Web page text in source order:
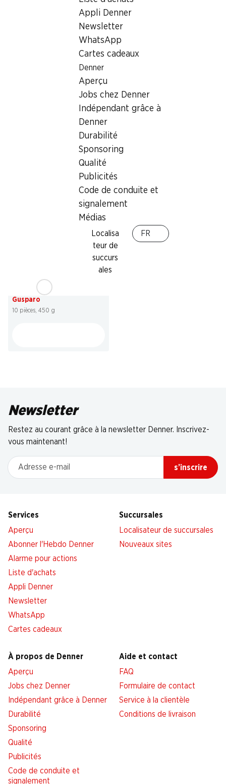
Appli Denner
Newsletter
WhatsApp
Cartes cadeaux
Denner
Aperçu
Jobs chez Denner
Indépendant grâce à
Denner
Durabilité
Sponsoring
Qualité
Publicités
Code de conduite et
signalement
Médias
Localisa
teur de
succurs
ales
FR
Les clients ont également
330 g
au lieu de 3.75
Croissants au cacao
Gusparo
10 pièces, 450 g
Newsletter
Restez au courant grâce à la newsletter Denner. Inscrivez-
vous maintenant!
Adresse e-mail
s’inscrire
Services
Aperçu
Abonner l'Hebdo Denner
Alarme pour actions
Liste d'achats
Appli Denner
Newsletter
WhatsApp
Cartes cadeaux
Succursales
Localisateur de succursales
Nouveaux sites
À propos de Denner
Aperçu
Jobs chez Denner
Indépendant grâce à Denner
Durabilité
Sponsoring
Qualité
Publicités
Code de conduite et
signalement
Aide et contact
FAQ
Formulaire de contact
Service à la clientèle
Conditions de livraison